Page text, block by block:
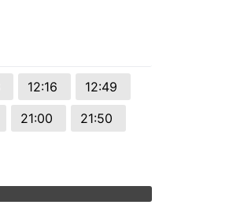
12:16
12:49
21:00
21:50